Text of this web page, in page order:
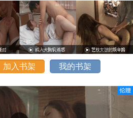
加入书架 我的书架